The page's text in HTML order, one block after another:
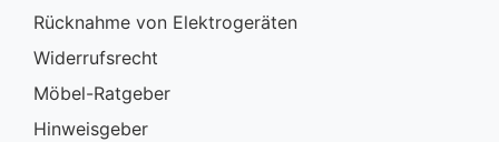
Rücknahme von Elektrogeräten
Widerrufsrecht
Möbel-Ratgeber
Hinweisgeber